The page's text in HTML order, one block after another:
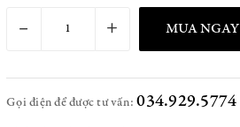
– + MUA NGAY
Gọi điện để được tư vấn:034.929.5774